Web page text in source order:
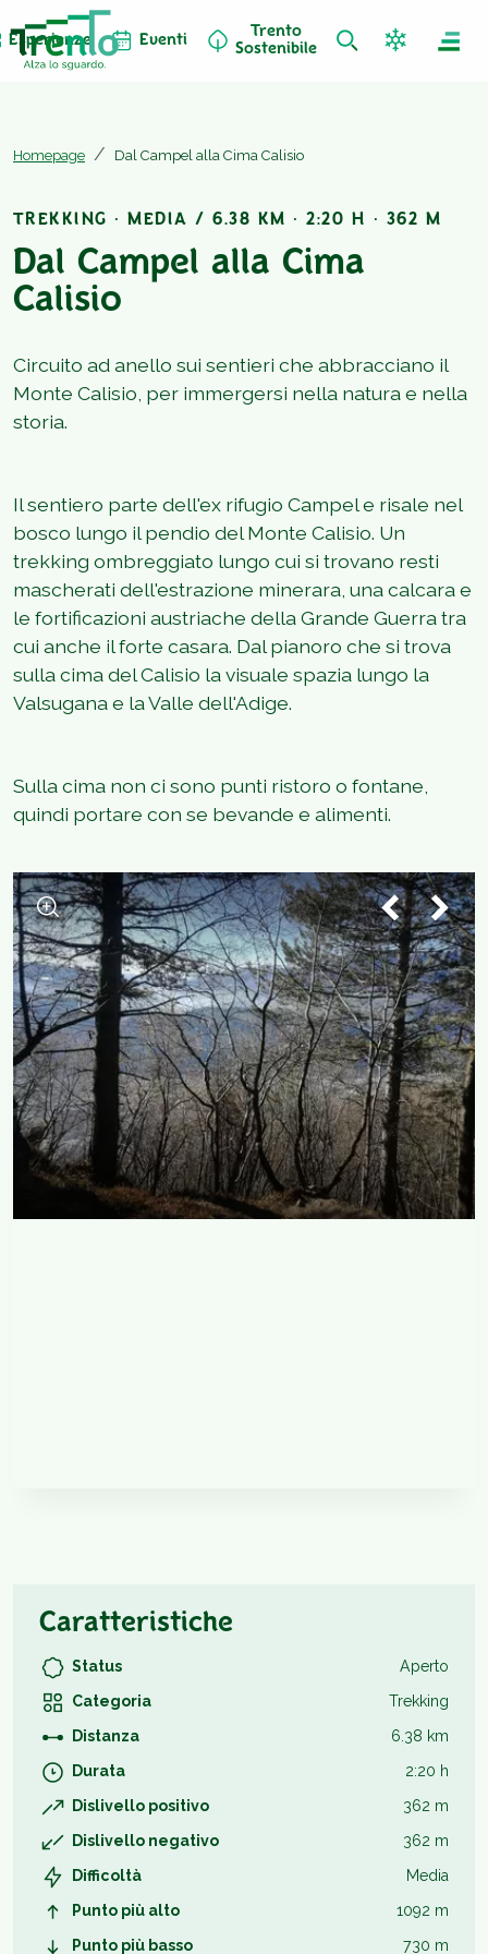
Esperienze Eventi
Trento
Sostenibile
Homepage Dal Campel alla Cima Calisio
Dal Campel alla Cima
Calisio
TREKKING · MEDIA / 6.38 KM · 2:20 H · 362 M
Circuito ad anello sui sentieri che abbracciano il
Monte Calisio, per immergersi nella natura e nella
storia.
Il sentiero parte dell'ex rifugio Campel e risale nel
bosco lungo il pendio del Monte Calisio. Un
trekking ombreggiato lungo cui si trovano resti
mascherati dell'estrazione minerara, una calcara e
le fortificazioni austriache della Grande Guerra tra
cui anche il forte casara. Dal pianoro che si trova
sulla cima del Calisio la visuale spazia lungo la
Valsugana e la Valle dell'Adige.
Sulla cima non ci sono punti ristoro o fontane,
quindi portare con se bevande e alimenti.
Caratteristiche
Status
Aperto
Categoria
Trekking
Distanza
6.38 km
Durata
2:20 h
Dislivello positivo
362 m
Dislivello negativo
362 m
Difficoltà
Media
Punto più alto
1092 m
Punto più basso
730 m